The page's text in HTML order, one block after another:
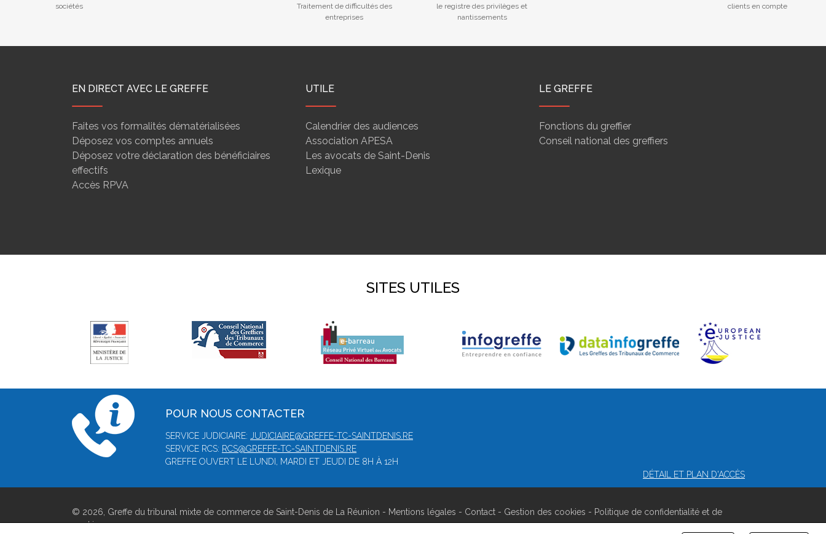
sociétés
Traitement de difficultés des
entreprises
le registre des privilèges et
nantissements
clients en compte
EN DIRECT AVEC LE GREFFE
Faites vos formalités dématérialisées
Déposez vos comptes annuels
Déposez votre déclaration des bénéficiaires
effectifs
Accès RPVA
UTILE
Calendrier des audiences
Association APESA
Les avocats de Saint-Denis
Lexique
LE GREFFE
Fonctions du greffier
Conseil national des greffiers
SITES UTILES
POUR NOUS CONTACTER
SERVICE JUDICIAIRE: JUDICIAIRE@GREFFE-TC-SAINTDENIS.RE
SERVICE RCS: RCS@GREFFE-TC-SAINTDENIS.RE
GREFFE OUVERT LE LUNDI, MARDI ET JEUDI DE 8H À 12H
DÉTAIL ET PLAN D'ACCÈS
© 2026, Greffe du tribunal mixte de commerce de Saint-Denis de La Réunion - Mentions légales - Contact - Gestion des cookies - Politique de confidentialité et de
cookies